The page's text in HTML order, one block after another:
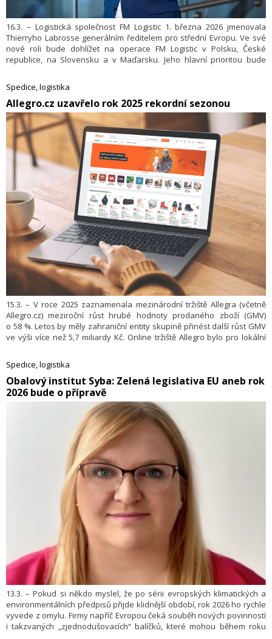
16.3. – Logistická společnost FM Logistic 1. března 2026 jmenovala
Thierryho Labrosse generálním ředitelem pro střední Evropu. Ve své
nové roli bude dohlížet na operace FM Logistic v Polsku, České
republice, na Slovensku a v Maďarsku. Jeho hlavní prioritou bude
zajištění nejvyšší provozní efektivity a upevnění tržního postavení
společnosti.
Spedice, logistika
​Allegro.cz uzavřelo rok 2025 rekordní sezonou
15.3. – V roce 2025 zaznamenala mezinárodní tržiště Allegra (včetně
Allegro.cz) meziroční růst hrubé hodnoty prodaného zboží (GMV)
o 58 %. Letos by měly zahraniční entity skupině přinést další růst GMV
ve výši více než 5,7 miliardy Kč. Online tržiště Allegro bylo pro lokální
meziročně vzrostla o o 86 %. Počet aktivních kupujících na nových
trzích se zvýšil o 37 % na 4,6 milionu zákazníků, zatímco počet
uživatelů mobilní aplikace vzrostl o 42 % na 1,6 milionu.
Spedice, logistika
​Obalový institut Syba: Zelená legislativa EU aneb rok
2026 bude o přípravě
13.3. – Pokud si někdo myslel, že po sérii evropských klimatických a
environmentálních předpisů přijde klidnější období, rok 2026 ho rychle
vyvede z omylu. Firmy napříč Evropou čeká souběh nových povinností
i takzvaných „zjednodušovacích“ balíčků, které mohou během roku